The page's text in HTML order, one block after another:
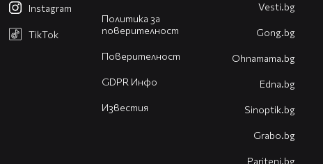
Политика за
поверителност
Поверителност
GDPR Инфо
Известия
Instagram
TikTok
Vesti.bg
Gong.bg
Оhnamama.bg
Edna.bg
Sinoptik.bg
Grabo.bg
Pariteni.bg